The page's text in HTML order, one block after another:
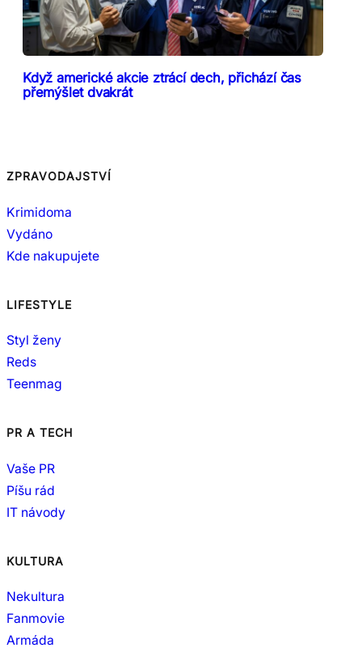
Když americké akcie ztrácí dech, přichází čas
přemýšlet dvakrát
ZPRAVODAJSTVÍ
Krimidoma
Vydáno
Kde nakupujete
LIFESTYLE
Styl ženy
Reds
Teenmag
PR A TECH
Vaše PR
Píšu rád
IT návody
KULTURA
Nekultura
Fanmovie
Armáda